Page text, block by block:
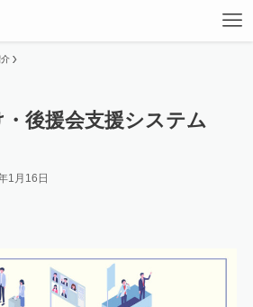
後援会支援システム
1月16日